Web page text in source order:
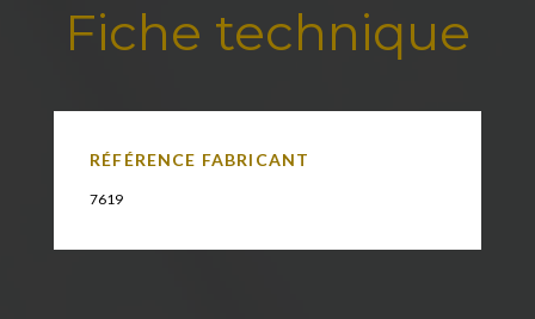
Fiche technique
RÉFÉRENCE FABRICANT
7619